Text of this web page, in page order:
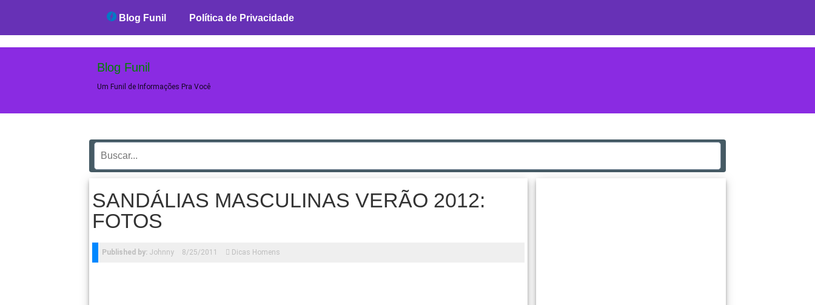
Blog Funil Política de Privacidade
Blog Funil
Um Funil de Informações Pra Você
SANDÁLIAS MASCULINAS VERÃO 2012:
FOTOS
Published by: Johnny 8/25/2011 Dicas Homens